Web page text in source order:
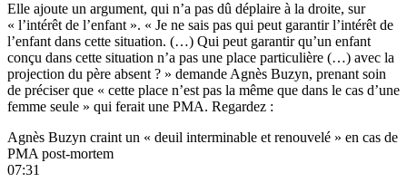
Elle ajoute un argument, qui n’a pas dû déplaire à la droite, sur
« l’intérêt de l’enfant ». « Je ne sais pas qui peut garantir l’intérêt de
l’enfant dans cette situation. (…) Qui peut garantir qu’un enfant
conçu dans cette situation n’a pas une place particulière (…) avec la
projection du père absent ? » demande Agnès Buzyn, prenant soin
de préciser que « cette place n’est pas la même que dans le cas d’une
femme seule » qui ferait une PMA. Regardez :
Agnès Buzyn craint un « deuil interminable et renouvelé » en cas de
PMA post-mortem
07:31